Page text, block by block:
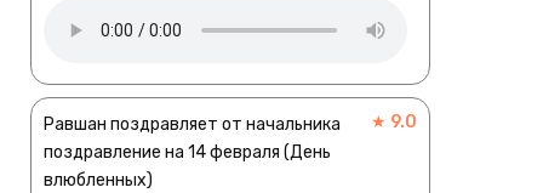
Равшан поздравляет от начальника
поздравление на 14 февраля (День
влюбленных)
★ 9.0